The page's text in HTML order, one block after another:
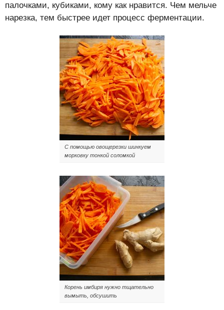
палочками, кубиками, кому как нравится. Чем мельче
нарезка, тем быстрее идет процесс ферментации.
С помощью овощерезки шинкуем
морковку тонкой соломкой
Корень имбиря нужно тщательно
вымыть, обсушить